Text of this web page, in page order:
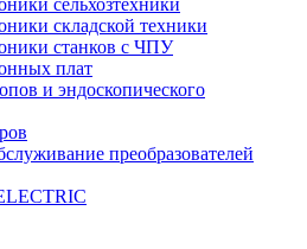
сельхозтехники
складской техники
станков с ЧПУ
плат
и эндоскопического
преобразователей